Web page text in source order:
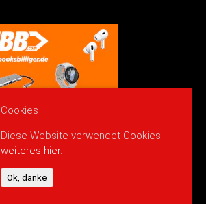
Cookies
Diese Website verwendet Cookies:
weiteres hier.
Ok, danke